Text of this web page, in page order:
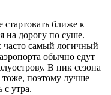
ближе к
на дорогу по суше.
самый логичный
обычно едут
В пик сезона
тоже, поэтому лучше
с утра.